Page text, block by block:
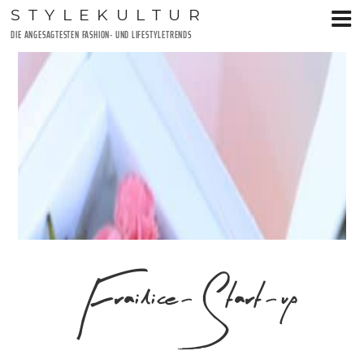
Zum
Inhalt
STYLEKULTUR
DIE ANGESAGTESTEN FASHION- UND LIFESTYLETRENDS
Frailice-Start-up